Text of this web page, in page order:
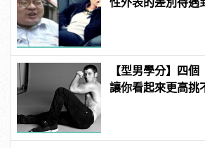
【型男學分】四個
讓你看起來更高挑